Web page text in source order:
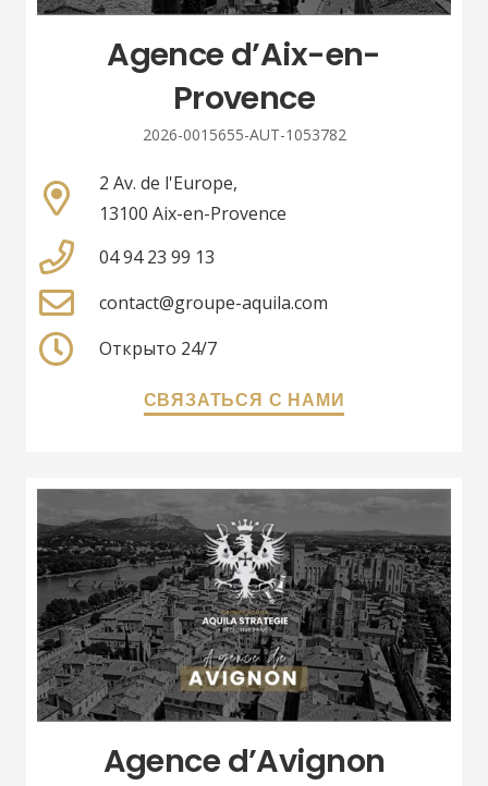
Agence d’Aix-en-
Provence
2026-0015655-AUT-1053782
2 Av. de l'Europe,
13100 Aix-en-Provence
04 94 23 99 13
contact@groupe-aquila.com
Открыто 24/7
СВЯЗАТЬСЯ С НАМИ
Agence d’Avignon